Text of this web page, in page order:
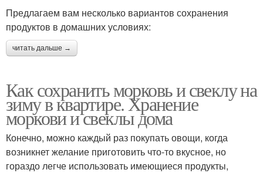
Предлагаем вам несколько вариантов сохранения
продуктов в домашних условиях:
читать дальше →
Как сохранить морковь и свеклу на
зиму в квартире. Хранение
моркови и свеклы дома
Конечно, можно каждый раз покупать овощи, когда
возникнет желание приготовить что-то вкусное, но
гораздо легче использовать имеющиеся продукты,